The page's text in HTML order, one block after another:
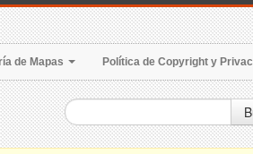
de Mapas Política de Copyright y